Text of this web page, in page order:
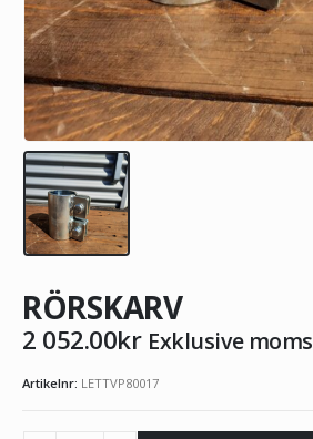
RÖRSKARV
2 052.00kr Exklusive moms
Artikelnr: LETTVP80017